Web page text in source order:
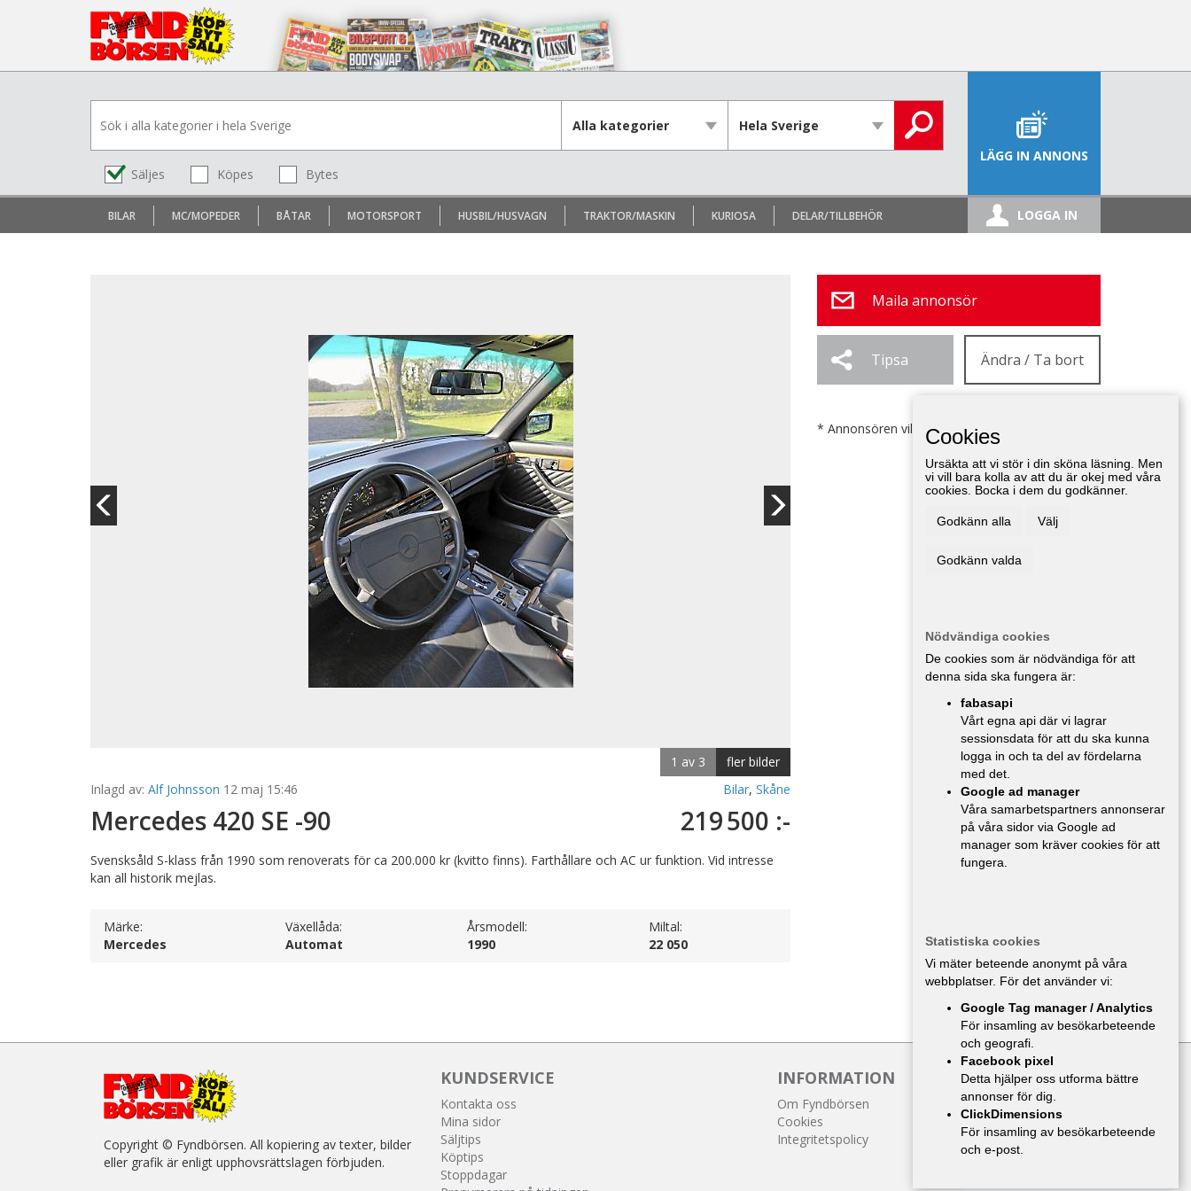
LÄGG IN ANNONS
LOGGA IN
BILAR MC/MOPEDER BÅTAR MOTORSPORT HUSBIL/HUSVAGN TRAKTOR/MASKIN KURIOSA DELAR/TILLBEHÖR
Säljes Köpes Bytes
fler bilder
1 av 3
Inlagd av: Alf Johnsson 12 maj 15:46 Bilar, Skåne
Mercedes 420 SE -90 219 500 :-
Svensksåld S-klass från 1990 som renoverats för ca 200.000 kr (kvitto finns). Farthållare och AC ur funktion. Vid intresse
kan all historik mejlas.
Märke:
Mercedes
Växellåda:
Automat
Årsmodell:
1990
Miltal:
22 050
Maila annonsör
Tipsa Ändra / Ta bort
* Annonsören vill inte bli kontaktad av försäljare.
Copyright © Fyndbörsen. All kopiering av texter, bilder
eller grafik är enligt upphovsrättslagen förbjuden.
KUNDSERVICE
Kontakta oss
Mina sidor
Säljtips
Köptips
Stoppdagar
INFORMATION
Om Fyndbörsen
Cookies
Integritetspolicy
Cookies
Ursäkta att vi stör i din sköna läsning. Men
vi vill bara kolla av att du är okej med våra
cookies. Bocka i dem du godkänner.
Godkänn alla Välj
Godkänn valda
Nödvändiga cookies
De cookies som är nödvändiga för att
denna sida ska fungera är:
fabasapi
Vårt egna api där vi lagrar
sessionsdata för att du ska kunna
logga in och ta del av fördelarna
med det.
Google ad manager
Våra samarbetspartners annonserar
på våra sidor via Google ad
manager som kräver cookies för att
fungera.
Statistiska cookies
Vi mäter beteende anonymt på våra
webbplatser. För det använder vi:
Google Tag manager / Analytics
För insamling av besökarbeteende
och geografi.
Facebook pixel
Detta hjälper oss utforma bättre
annonser för dig.
ClickDimensions
För insamling av besökarbeteende
och e-post.